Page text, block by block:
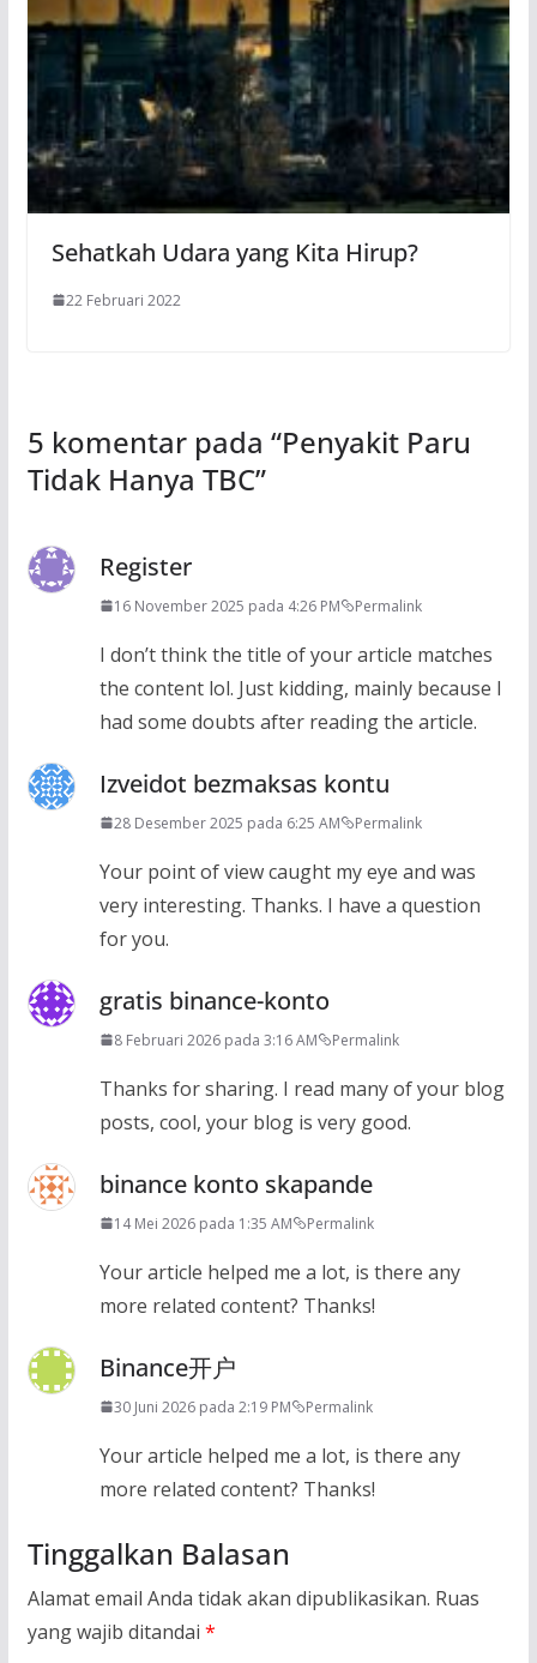
Sehatkah Udara yang Kita Hirup?
22 Februari 2022
5 komentar pada “Penyakit Paru
Tidak Hanya TBC”
Register
16 November 2025 pada 4:26 PM Permalink
I don’t think the title of your article matches
the content lol. Just kidding, mainly because I
had some doubts after reading the article.
Izveidot bezmaksas kontu
28 Desember 2025 pada 6:25 AM Permalink
Your point of view caught my eye and was
very interesting. Thanks. I have a question
for you.
gratis binance-konto
8 Februari 2026 pada 3:16 AM Permalink
Thanks for sharing. I read many of your blog
posts, cool, your blog is very good.
binance konto skapande
14 Mei 2026 pada 1:35 AM Permalink
Your article helped me a lot, is there any
more related content? Thanks!
Binance开户
30 Juni 2026 pada 2:19 PM Permalink
Your article helped me a lot, is there any
more related content? Thanks!
Tinggalkan Balasan
Alamat email Anda tidak akan dipublikasikan. Ruas
yang wajib ditandai *